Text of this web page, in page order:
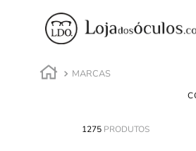
MARCAS
1275 PRODUTOS